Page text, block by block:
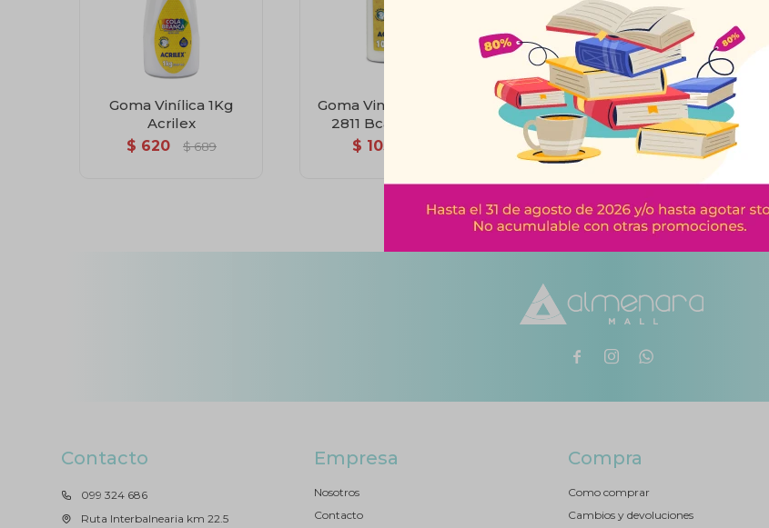
Goma Vinílica 1Kg
Acrilex
$ 620 $ 689
Goma Vinílica Acrilex
2811 Bca. 100 Grs.
$ 103
Goma Vinílica Acrilex
2825 Bc. 250 Grs.
$ 219 243
  
Contacto
099 324 686
Ruta Interbalnearia km 22.5
Empresa
Nosotros
Contacto
Compra
Como comprar
Cambios y devoluciones